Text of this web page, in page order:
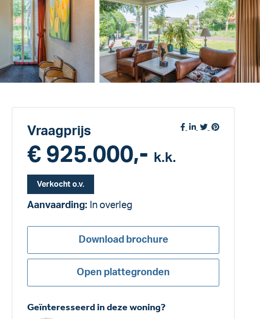
Vraagprijs
€ 925.000,- k.k.
Verkocht o.v.
Aanvaarding: In overleg
Download brochure
Open plattegronden
Geïnteresseerd in deze woning?